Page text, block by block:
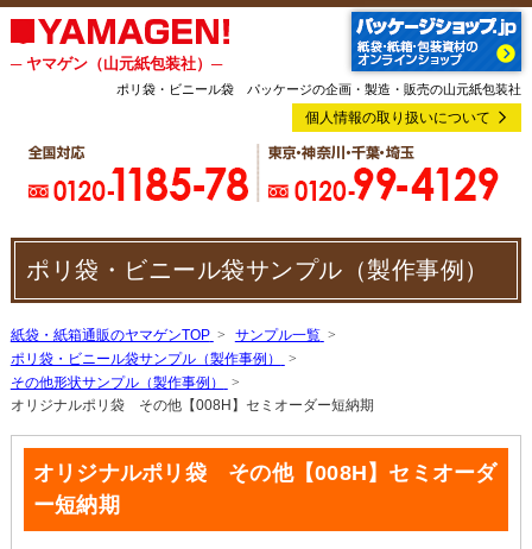
─ ヤマゲン（山元紙包装社）─
ポリ袋・ビニール袋 パッケージの企画・製造・販売の山元紙包装社
個人情報の取り扱いについて
ポリ袋・ビニール袋サンプル（製作事例）
紙袋・紙箱通販のヤマゲンTOP
サンプル一覧
ポリ袋・ビニール袋サンプル（製作事例）
その他形状サンプル（製作事例）
オリジナルポリ袋 その他【008H】セミオーダー短納期
オリジナルポリ袋 その他【008H】セミオーダ
ー短納期